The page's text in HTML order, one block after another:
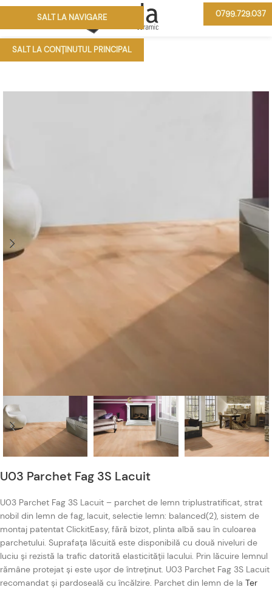
SALT LA NAVIGARE
SALT LA CONȚINUTUL PRINCIPAL
0799.729.037
U03 Parchet Fag 3S Lacuit
U03 Parchet Fag 3S Lacuit – parchet de lemn triplustratificat, strat
nobil din lemn de fag, lacuit, selectie lemn: balanced(2), sistem de
montaj patentat ClickitEasy, fără bizot, plinta albă sau în culoarea
parchetului. Suprafața lăcuită este disponibilă cu două niveluri de
luciu și rezistă la trafic datorită elasticității lacului. Prin lăcuire lemnul
rămâne protejat și este ușor de întreținut. U03 Parchet Fag 3S Lacuit
recomandat și pardoseală cu încălzire. Parchet din lemn de la Ter